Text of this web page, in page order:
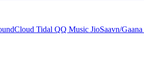
Tidal QQ Music JioSaavn/Gaana